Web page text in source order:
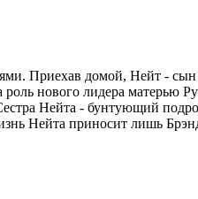
Приехав домой, Нейт -
нового лидера матерью
Нейта - бунтующий
Нейта приносит лишь